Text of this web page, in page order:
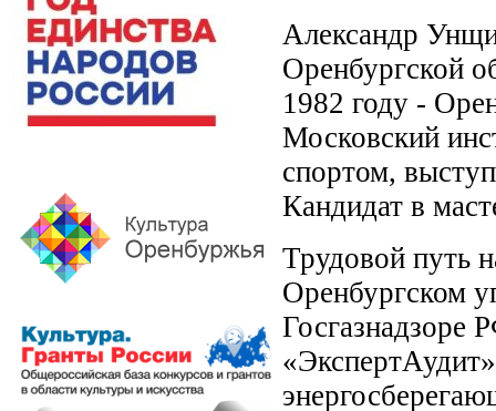
Александр
Оренбургской
1982 году -
Московский
спортом,
Кандидат в
Трудовой путь
Оренбургском
Госгазнадзоре